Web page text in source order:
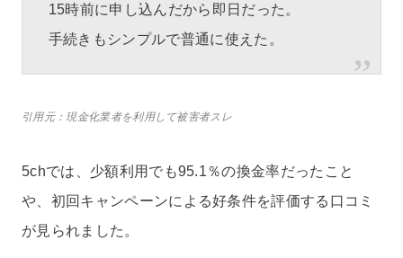
15時前に申し込んだから即日だった。
手続きもシンプルで普通に使えた。
引用元：現金化業者を利用して被害者スレ
5chでは、少額利用でも95.1％の換金率だったこと
や、初回キャンペーンによる好条件を評価する口コミ
が見られました。